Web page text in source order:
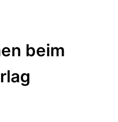
beim